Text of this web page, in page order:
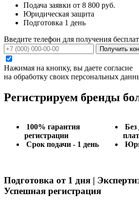
Подача заявки от 8 800 руб.
Юридическая защита
Подготовка 1 день
Введите телефон для получения
Получить
Нажимая на кнопку, вы даете согласие
на обработку своих персональных
Регистрируем бренды
100% гарантия
регистрации
Срок подачи - 1 день
Подготовка от 1 дня |
Успешная регистрация